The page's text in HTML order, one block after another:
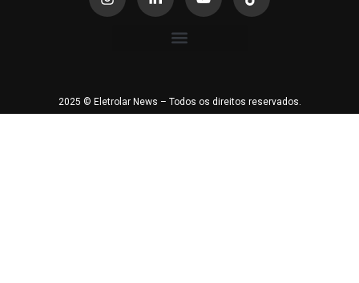
2025 © Eletrolar News – Todos os direitos reservados.